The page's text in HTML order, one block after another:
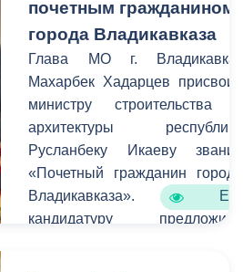
Владикавказа Борис
Албегов. Согласно
повестке дня заслушали
вопрос о внесении
изменений в бюджет
города.
почетным гражданином
города Владикавказа
Глава МО г. Владикавказ
Махарбек Хадарцев присвоил
министру строительства и
архитектуры республики
Русланбеку Икаеву звание
«Почетный гражданин города
Владикавказа». Его
кандидатуру предложила